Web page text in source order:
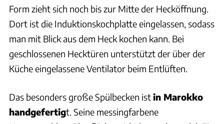
Form zieht sich noch bis zur Mitte der Hecköffnung.
Dort ist die Induktionskochplatte eingelassen, sodass
man mit Blick aus dem Heck kochen kann. Bei
geschlossenen Hecktüren unterstützt der über der
Küche eingelassene Ventilator beim Entlüften.
Das besonders große Spülbecken istin Marokko
handgefertigt. Seine messingfarbene